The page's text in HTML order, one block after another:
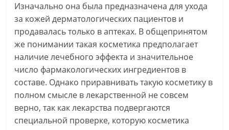
Изначально она была предназначена для ухода
за кожей дерматологических пациентов и
продавалась только в аптеках. В общепринятом
же понимании такая косметика предполагает
наличие лечебного эффекта и значительное
число фармакологических ингредиентов в
составе. Однако приравнивать такую косметику в
полном смысле в лекарственной не совсем
верно, так как лекарства подвергаются
специальной проверке, которую косметика